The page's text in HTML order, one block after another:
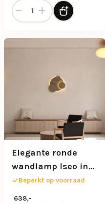
Dimbare LED wandlamp
Elegante ronde
wandlamp Iseo in
de kleur platinum Ø
35,5 cm
Beperkt op voorraad
638,-